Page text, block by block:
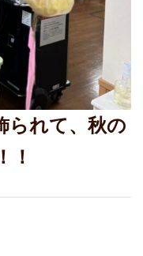
られて、秋の
！